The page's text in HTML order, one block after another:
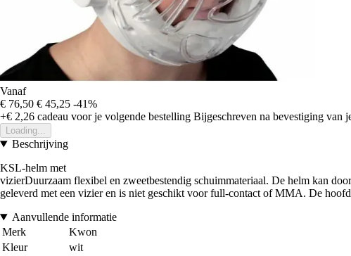
Vanaf
€ 76,50 € 45,25 -41%
+€ 2,26 cadeau voor je volgende bestelling Bijgeschreven na bevestiging van
Loading...
Beschrijving
KSL-helm met
vizierDuurzaam flexibel en zweetbestendig schuimmateriaal. De helm kan
geleverd met een vizier en is niet geschikt voor full-contact of MMA. De
Aanvullende informatie
Merk
Kwon
Kleur
wit